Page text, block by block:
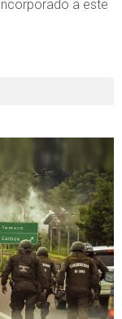
a este